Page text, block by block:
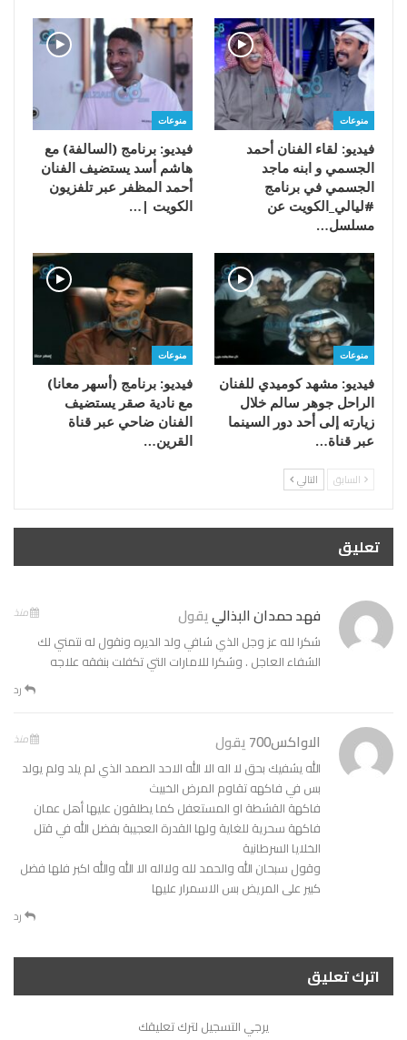
منوعات
فيديو: لقاء الفنان أحمد
الجسمي و ابنه ماجد
الجسمي في برنامج
#ليالي_الكويت عن
مسلسل…
منوعات
فيديو: برنامج (السالفة) مع
هاشم أسد يستضيف الفنان
أحمد المظفر عبر تلفزيون
الكويت |…
منوعات
فيديو: مشهد كوميدي للفنان
الراحل جوهر سالم خلال
زيارته إلى أحد دور السينما
عبر قناة…
منوعات
فيديو: برنامج (أسهر معانا)
مع نادية صقر يستضيف
الفنان ضاحي عبر قناة
القرين…
السابق التالي
تعليق
فهد حمدان البذالييقول منذ
شكرا لله عز وجل الذي شافي ولد الديره ونقول له نتمني لك
الشفاء العاجل . وشكرا للامارات التي تكفلت بنفقه علاجه
رد
الاواكس700 يقول منذ
الله يشفيك بحق لا اله الا الله الاحد الصمد الذي لم يلد ولم يولد
بس في فاكهه تقاوم المرض الخبيث
فاكهة القشطة او المستعفل كما يطلقون عليها أهل عمان
فاكهة سحرية للغاية ولها القدرة العجيبة بفضل الله في قتل
الخلايا السرطانية
وقول سبحان الله والحمد لله ولااله الا الله والله اكبر فلها فضل
كبير على المريض بس الاسمرار عليها
رد
اترك تعليق
يرجي التسجيل لترك تعليقك